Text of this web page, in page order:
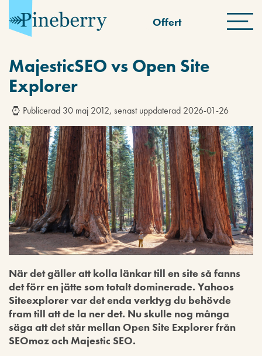
Offert
MajesticSEO vs Open Site
Explorer
Publicerad 30 maj 2012, senast uppdaterad 2026-01-26
När det gäller att kolla länkar till en site så fanns
det förr en jätte som totalt dominerade. Yahoos
Siteexplorer var det enda verktyg du behövde
fram till att de la ner det. Nu skulle nog många
säga att det står mellan Open Site Explorer från
SEOmoz och Majestic SEO.